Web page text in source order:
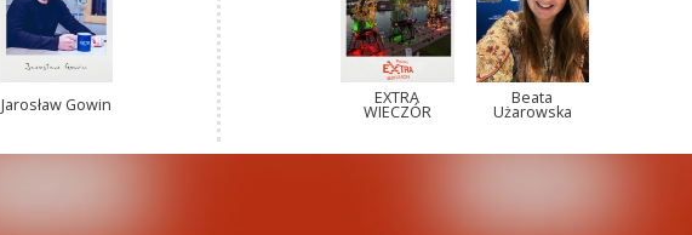
Jarosław Gowin EXTRA
WIECZÓR
Beata
Użarowska